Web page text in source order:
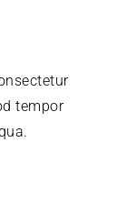
tempor